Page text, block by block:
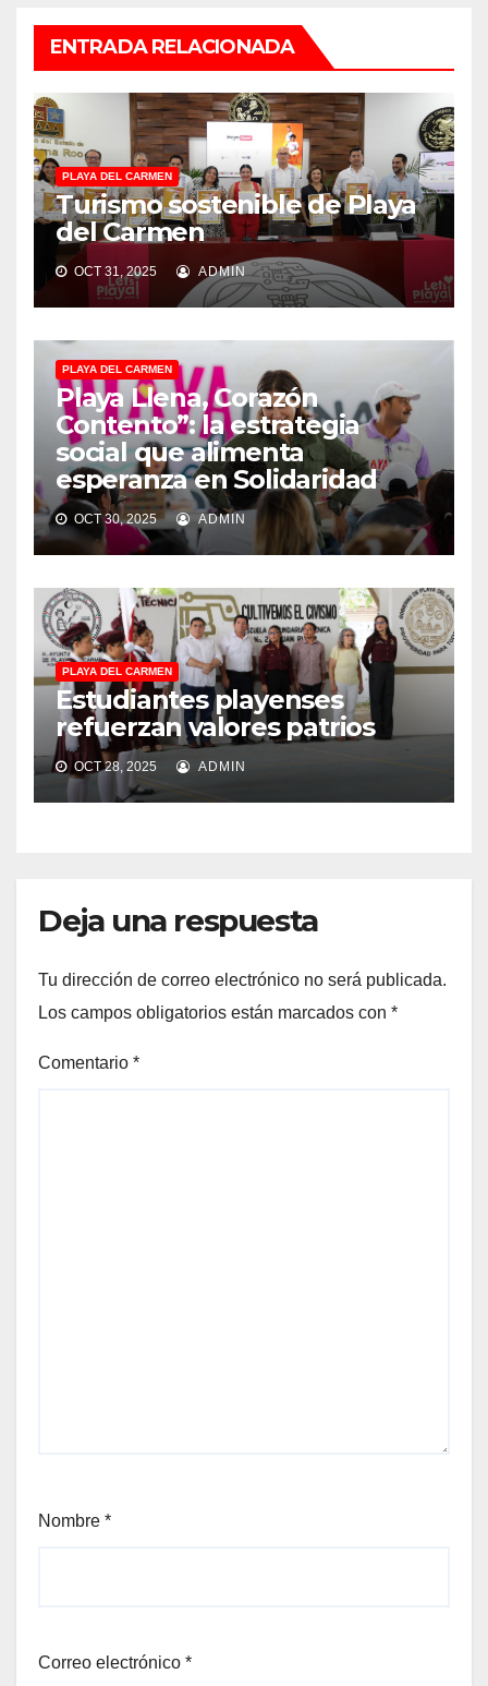
ENTRADA RELACIONADA
PLAYA DEL CARMEN
Turismo sostenible de Playa
del Carmen
OCT 31, 2025 ADMIN
PLAYA DEL CARMEN
Playa Llena, Corazón
Contento”: la estrategia
social que alimenta
esperanza en Solidaridad
OCT 30, 2025 ADMIN
PLAYA DEL CARMEN
Estudiantes playenses
refuerzan valores patrios
OCT 28, 2025 ADMIN
Deja una respuesta
Tu dirección de correo electrónico no será publicada.
Los campos obligatorios están marcados con *
Comentario *
Nombre *
Correo electrónico *